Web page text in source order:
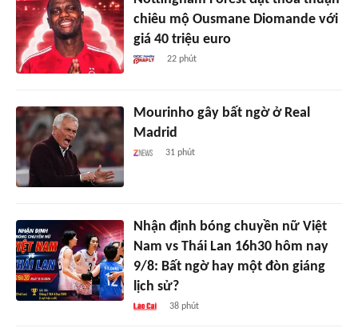
chiêu mộ Ousmane Diomande với
giá 40 triệu euro
22 phút
Mourinho gây bất ngờ ở Real
Madrid
31 phút
Nhận định bóng chuyền nữ Việt
Nam vs Thái Lan 16h30 hôm nay
9/8: Bất ngờ hay một đòn giáng
lịch sử?
38 phút